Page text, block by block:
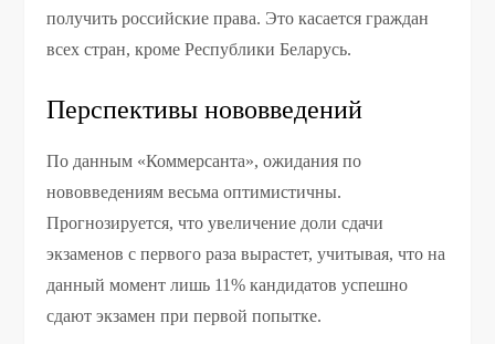
получить российские права. Это касается граждан
всех стран, кроме Республики Беларусь.
Перспективы нововведений
По данным «Коммерсанта», ожидания по
нововведениям весьма оптимистичны.
Прогнозируется, что увеличение доли сдачи
экзаменов с первого раза вырастет, учитывая, что на
данный момент лишь 11% кандидатов успешно
сдают экзамен при первой попытке.